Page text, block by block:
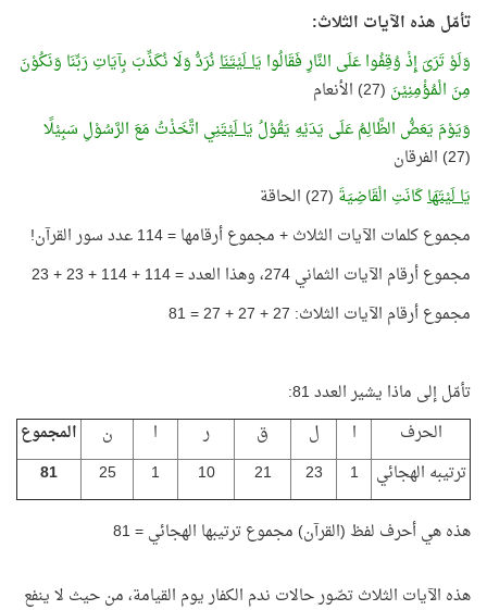
تأمّل هذه الآيات الثلاث:
وَلَوْ تَرَىَ إِذْ وُقِفُوا عَلَى النَّارِ فَقَالُوا يَا لَيْتَنَانُرَدُّ وَلَا نُكَذِّبَ بِآيَاتِ رَبِّنَا وَنَكُوْنَ
مِنَ الْمُؤْمِنِيْنَ (27) الأنعام
وَيَوْمَ يَعَضُّ الظَّالِمُ عَلَى يَدَيْهِ يَقُوْلُ يَا لَيْتَنِي اتَّخَذْتُ مَعَ الرَّسُوْلِ سَبِيْلًا
(27) الفرقان
يَا لَيْتَهَاكَانَتِ الْقَاضِيَةَ (27) الحاقة
مجموع كلمات الآيات الثلاث + مجموع أرقامها = 114 عدد سور القرآن!
مجموع أرقام الآيات الثماني 274، وهذا العدد = 114 + 114 + 23 + 23
مجموع أرقام الآيات الثلاث: 27 + 27 + 27 = 81
تأمّل إلى ماذا يشير العدد 81:
الحرف
ا ل ق ر ا ن
المجموع
ترتيبه الهجائي
1
23
21
10
1
25
81
هذه هي أحرف لفظ (القرآن) مجموع ترتيبها الهجائي = 81
هذه الآيات الثلاث تصّور حالات ندم الكفار يوم القيامة، من حيث لا ينفع